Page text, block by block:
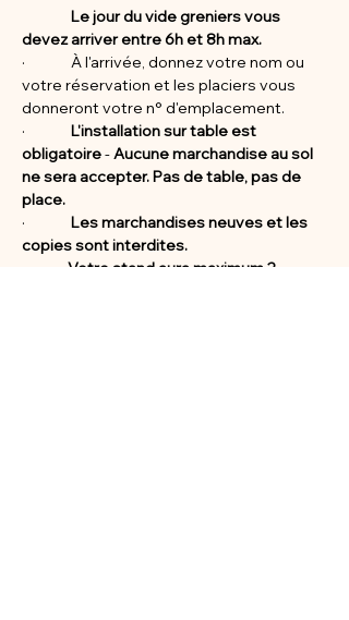
Le jour du vide greniers vous
devez arriver entre 6h et 8h max.
·              À l'arrivée, donnez votre nom ou
votre réservation et les placiers vous
donneront votre n° d'emplacement.
·
L'installation sur table est
obligatoire - Aucune marchandise au sol
ne sera accepter.Pas de table, pas de
place.
· Les marchandises neuves et les
copies sont interdites.